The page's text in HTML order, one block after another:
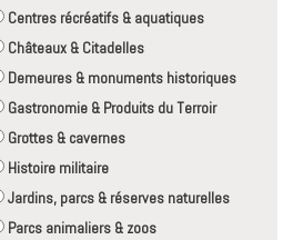
Centres récréatifs & aquatiques
Châteaux & Citadelles
Demeures & monuments historiques
Gastronomie & Produits du Terroir
Grottes & cavernes
Histoire militaire
Jardins, parcs & réserves naturelles
Parcs animaliers & zoos